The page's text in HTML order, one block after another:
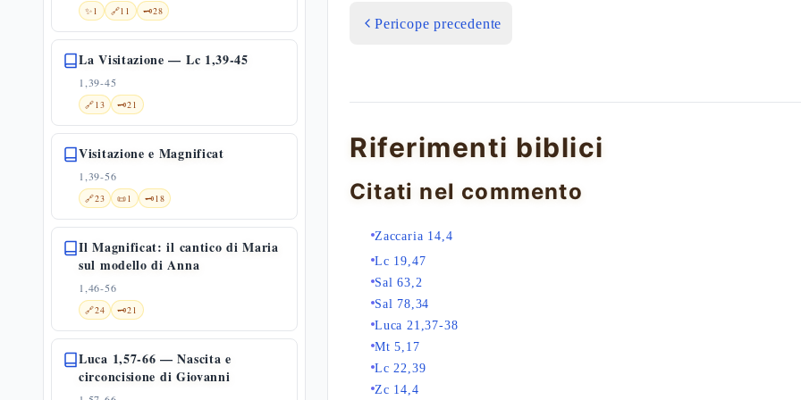
✨1 🔗11 🗝️28
La Visitazione — Lc 1,39-45
1,39-45
🔗13 🗝️21
Visitazione e Magnificat
1,39-56
🔗23 📜1 🗝️18
Il Magnificat: il cantico di Maria
sul modello di Anna
1,46-56
🔗24 🗝️21
Luca 1,57-66 — Nascita e
circoncisione di Giovanni
Pericope precedente
Riferimenti biblici
Citati nel commento
Zaccaria 14,4
Lc 19,47
Sal 63,2
Sal 78,34
Luca 21,37-38
Mt 5,17
Lc 22,39
Zc 14,4